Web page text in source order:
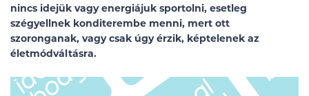
nincs idejük vagy energiájuk sportolni, esetleg
szégyellnek konditerembe menni, mert ott
szoronganak, vagy csak úgy érzik, képtelenek az
életmódváltásra.